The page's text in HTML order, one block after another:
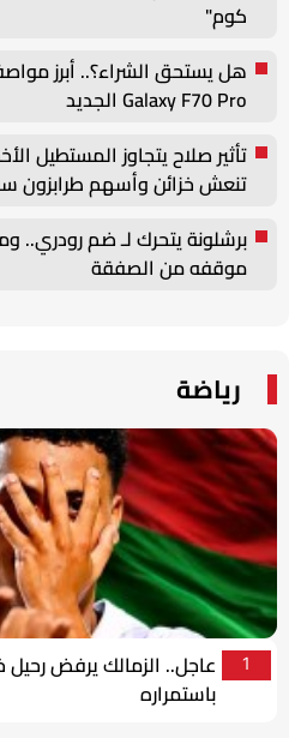
كوم"
Galaxy F70 Pro الجديد
تأثير صلاح يتجاوز المستطيل
تنعش خزائن وأسهم طرابزون
برشلونة يتحرك لـ ضم رودري..
موقفه من الصفقة
رياضة
1
عاجل.. الزمالك يرفض رحيل
باستمراره